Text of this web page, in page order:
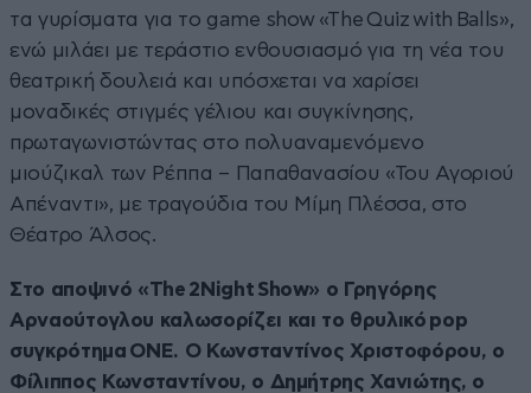
τα γυρίσματα για το game show «The Quiz with Balls»,
ενώ μιλάει με τεράστιο ενθουσιασμό για τη νέα του
θεατρική δουλειά και υπόσχεται να χαρίσει
μοναδικές στιγμές γέλιου και συγκίνησης,
πρωταγωνιστώντας στο πολυαναμενόμενο
μιούζικαλ των Ρέππα – Παπαθανασίου «Του Αγοριού
Απέναντι», με τραγούδια του Μίμη Πλέσσα, στο
Θέατρο Άλσος.
Στο αποψινό «The 2Night Show» ο Γρηγόρης
Αρναούτογλου καλωσορίζει και το θρυλικό pop
συγκρότημα ONE. Ο Κωνσταντίνος Χριστοφόρου, ο
Φίλιππος Κωνσταντίνου, ο Δημήτρης Χανιώτης, ο